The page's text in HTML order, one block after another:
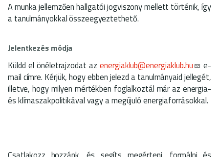
A munka jellemzően hallgatói jogviszony mellett történik, így
a tanulmányokkal összeegyeztethető.
Jelentkezés módja
Küldd el önéletrajzodat azenergiaklub@energiaklub.hu
e-
mail címre. Kérjük, hogy ebben jelezd a tanulmányaid jellegét,
illetve, hogy milyen mértékben foglalkoztál már az energia-
és klímaszakpolitikával vagy a megújuló energiaforrásokkal.